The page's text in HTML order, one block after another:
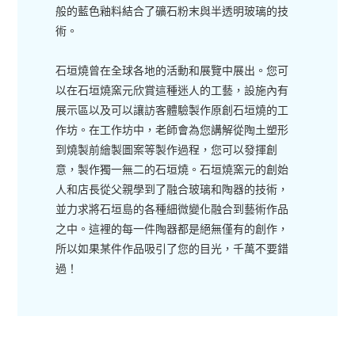
般的藍色釉料結合了礦石粉末與半透明玻璃的技
術。
石垣燒曾在全球各地的活動和展覽中展出。您可
以在石垣燒窯元欣賞這種迷人的工藝，設施內有
展示區以及可以讓訪客體驗製作原創石垣燒的工
作坊。在工作坊中，老師會為您講解從陶土塑形
到燒製前繪製圖案等製作過程，您可以發揮創
意，製作獨一無二的石垣燒。石垣燒窯元的創始
人和店長從父親學到了融合玻璃和陶器的技術，
並力求將石垣島的各種細微變化融合到藝術作品
之中。這裡的每一件陶器都是絕無僅有的創作，
所以如果某件作品吸引了您的目光，千萬不要錯
過！